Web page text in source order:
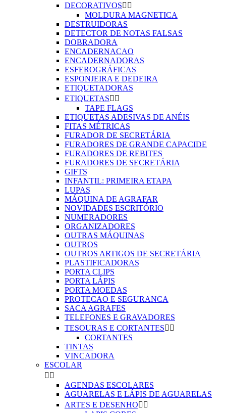
DECORATIVOS 
MOLDURA MAGNETICA
DESTRUIDORAS
DETECTOR DE NOTAS FALSAS
DOBRADORA
ENCADERNACAO
ENCADERNADORAS
ESFEROGRÁFICAS
ESPONJEIRA E DEDEIRA
ETIQUETADORAS
ETIQUETAS 
TAPE FLAGS
ETIQUETAS ADESIVAS DE ANÉIS
FITAS MÉTRICAS
FURADOR DE SECRETÁRIA
FURADORES DE GRANDE CAPACIDE
FURADORES DE REBITES
FURADORES DE SECRETÁRIA
GIFTS
INFANTIL: PRIMEIRA ETAPA
LUPAS
MÁQUINA DE AGRAFAR
NOVIDADES ESCRITÓRIO
NUMERADORES
ORGANIZADORES
OUTRAS MÁQUINAS
OUTROS
OUTROS ARTIGOS DE SECRETÁRIA
PLASTIFICADORAS
PORTA CLIPS
PORTA LÁPIS
PORTA MOEDAS
PROTECAO E SEGURANCA
SACA AGRAFES
TELEFONES E GRAVADORES
TESOURAS E CORTANTES 
CORTANTES
TINTAS
VINCADORA
ESCOLAR
 
AGENDAS ESCOLARES
AGUARELAS E LÁPIS DE AGUARELAS
ARTES E DESENHO 